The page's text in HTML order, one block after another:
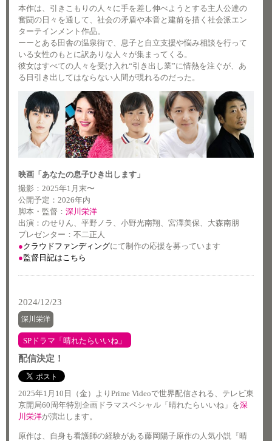
本作は、引きこもりの人々に手を差し伸べようとする主人公達の
奮闘の日々を通して、社会の矛盾や本音と建前を描く社会派エン
ターテインメント作品。
ーーとある田舎の温泉街で、息子と自立支援や悩み相談を行って
いる女性のもとに訳ありな人々が集まってくる。
彼女はすべての人々を受け入れ“引き出し業”に情熱を注ぐが、あ
る日引き出してはならない人間が現れるのだった。
映画「あなたの息子ひき出します」
撮影：2025年1月末〜
公開予定：2026年内
脚本・監督： 深川栄洋
出演：のせりん、平野ノラ、小野光南翔、宮澤美保、大森南朋
プレゼンター：不二正人
●クラウドファンディングにて制作の応援を募っています
●監督日記はこちら
2024/12/23
深川栄洋
SPドラマ「晴れたらいいね」
配信決定！
2025年1月10日（金）よりPrime Videoで世界配信される、テレビ東
京開局60周年特別企画ドラマスペシャル「晴れたらいいね」を深
川栄洋が演出します。
原作は、自身も看護師の経験がある藤岡陽子原作の人気小説『晴